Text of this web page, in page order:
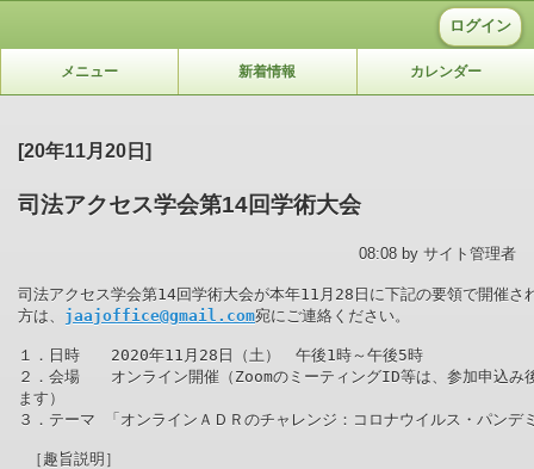
ログイン
メニュー 新着情報 カレンダー
[20年11月20日]
司法アクセス学会第14回学術大会
08:08 by サイト管理者
司法アクセス学会第14回学術大会が本年11月28日に下記の要領で開催さ
方は、 jaajoffice@gmail.com宛にご連絡ください。
１．日時　　2020年11月28日（土）　午後1時～午後5時
２．会場　　オンライン開催（ZoomのミーティングID等は、参加申込み
ます）
３．テーマ 「オンラインＡＤＲのチャレンジ：コロナウイルス・パンデ
［趣旨説明］